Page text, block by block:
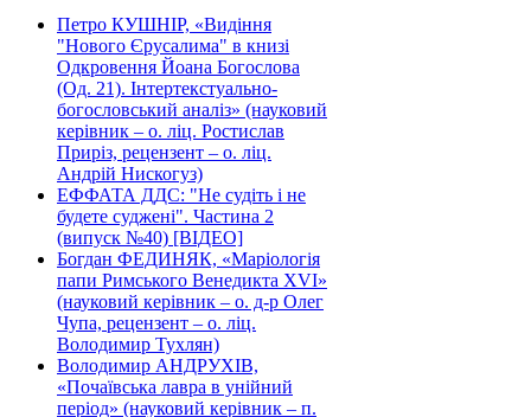
Петро КУШНІР, «Видіння
"Нового Єрусалима" в книзі
Одкровення Йоана Богослова
(Од. 21). Інтертекстуально-
богословський аналіз» (науковий
керівник – о. ліц. Ростислав
Приріз, рецензент – о. ліц.
Андрій Нискогуз)
ЕФФАТА ДДС: "Не судіть і не
будете суджені". Частина 2
(випуск №40) [ВІДЕО]
Богдан ФЕДИНЯК, «Маріологія
папи Римського Венедикта XVI»
(науковий керівник – о. д-р Олег
Чупа, рецензент – о. ліц.
Володимир Тухлян)
Володимир АНДРУХІВ,
«Почаївська лавра в унійний
період» (науковий керівник – п.